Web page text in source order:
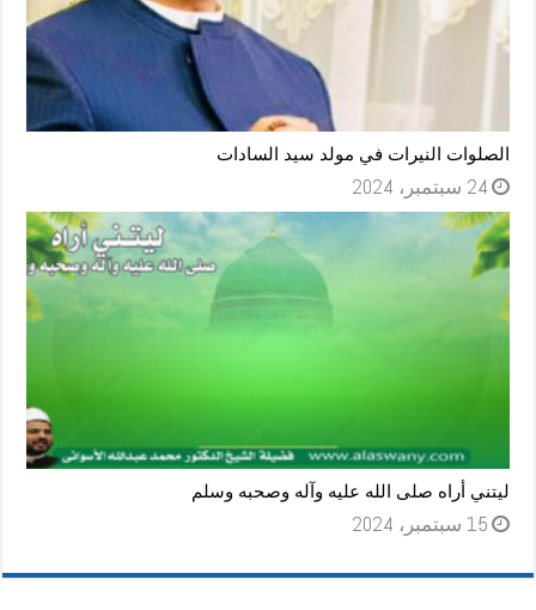
الصلوات النيرات في مولد سيد السادات
24 سبتمبر، 2024
ليتني أراه صلى الله عليه وآله وصحبه وسلم
15 سبتمبر، 2024